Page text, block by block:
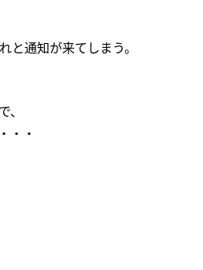
と通知が来てしまう。
・・